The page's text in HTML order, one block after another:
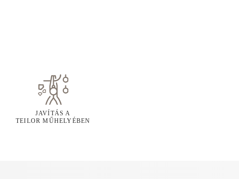
JAVÍTÁS A
TEILOR MŰHELYÉBEN